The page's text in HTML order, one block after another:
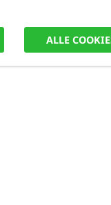
ALLE